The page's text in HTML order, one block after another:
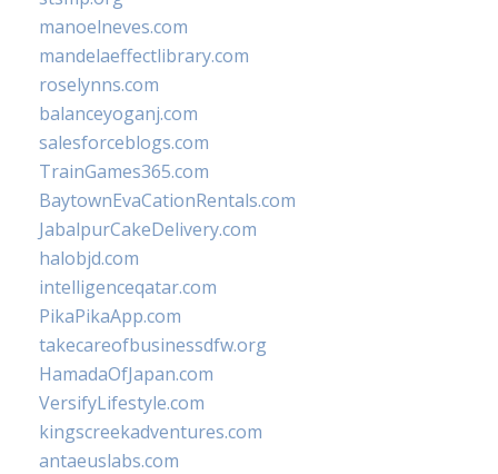
manoelneves.com
mandelaeffectlibrary.com
roselynns.com
balanceyoganj.com
salesforceblogs.com
TrainGames365.com
BaytownEvaCationRentals.com
JabalpurCakeDelivery.com
halobjd.com
intelligenceqatar.com
PikaPikaApp.com
takecareofbusinessdfw.org
HamadaOfJapan.com
VersifyLifestyle.com
kingscreekadventures.com
antaeuslabs.com